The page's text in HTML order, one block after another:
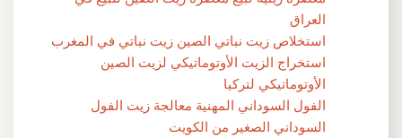
العراق
استخلاص زيت نباتي الصين زيت نباتي في المغرب
استخراج الزيت الأوتوماتيكي لزيت الصين
الأوتوماتيكي لتركيا
الفول السوداني المهنية معالجة زيت الفول
السوداني الصغير من الكويت